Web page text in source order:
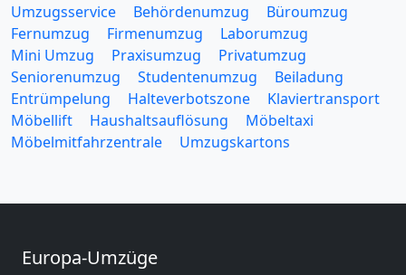
Umzugsservice Behördenumzug
Büroumzug
Fernumzug
Firmenumzug
Laborumzug
Mini Umzug
Praxisumzug
Privatumzug
Seniorenumzug
Studentenumzug
Beiladung
Entrümpelung
Halteverbotszone
Klaviertransport
Möbellift
Haushaltsauflösung
Möbeltaxi
Möbelmitfahrzentrale
Umzugskartons
Europa-Umzüge